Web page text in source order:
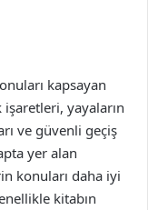
kapsayan
yayaların
ve güvenli geçiş
yer alan
konuları daha iyi
kitabın